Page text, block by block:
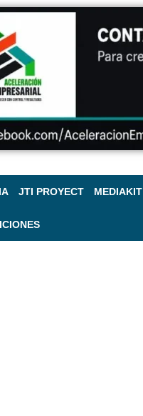
JTI PROYECT MEDIAKIT